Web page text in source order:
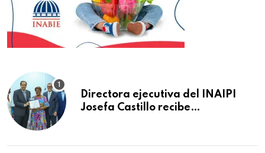
Directora ejecutiva del INAIPI
Josefa Castillo recibe